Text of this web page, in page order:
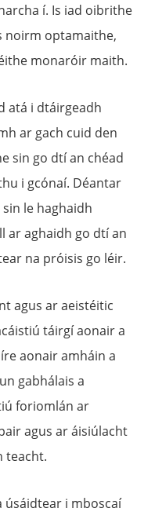
í. Is iad oibrithe
noirm optamaithe,
monaróir maith.
atá i dtáirgeadh
ar gach cuid den
sin go dtí an chéad
i gcónaí. Déantar
le haghaidh
ar aghaidh go dtí an
na próisis go léir.
agus ar aeistéitic
táirgí aonair a
aonair amháin a
gabhálais a
foriomlán ar
agus ar áisiúlacht
teacht.
úsáidtear i mboscaí